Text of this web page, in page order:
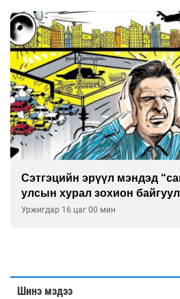
Сэтгэцийн эрүүл мэндэд
улсын хурал зохион
Уржигдар 16 цаг 00 мин
Шинэ мэдээ